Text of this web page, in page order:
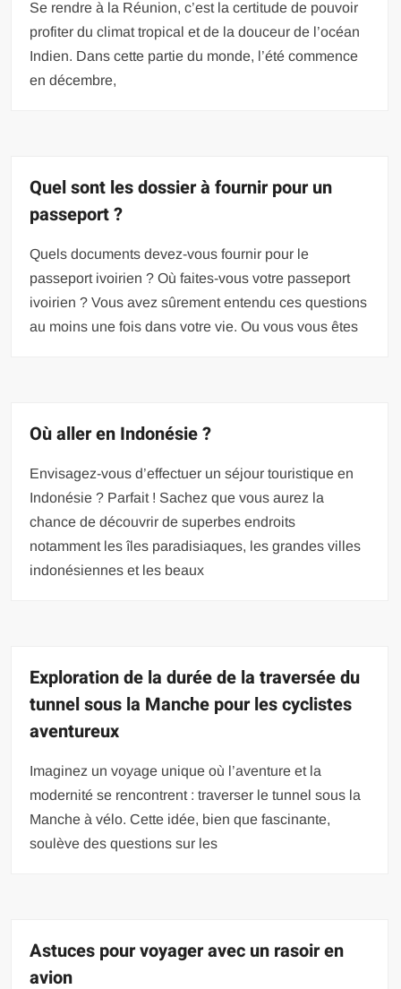
Se rendre à la Réunion, c’est la certitude de pouvoir
profiter du climat tropical et de la douceur de l’océan
Indien. Dans cette partie du monde, l’été commence
en décembre,
Quel sont les dossier à fournir pour un
passeport ?
Quels documents devez-vous fournir pour le
passeport ivoirien ? Où faites-vous votre passeport
ivoirien ? Vous avez sûrement entendu ces questions
au moins une fois dans votre vie. Ou vous vous êtes
Où aller en Indonésie ?
Envisagez-vous d’effectuer un séjour touristique en
Indonésie ? Parfait ! Sachez que vous aurez la
chance de découvrir de superbes endroits
notamment les îles paradisiaques, les grandes villes
indonésiennes et les beaux
Exploration de la durée de la traversée du
tunnel sous la Manche pour les cyclistes
aventureux
Imaginez un voyage unique où l’aventure et la
modernité se rencontrent : traverser le tunnel sous la
Manche à vélo. Cette idée, bien que fascinante,
soulève des questions sur les
Astuces pour voyager avec un rasoir en
avion